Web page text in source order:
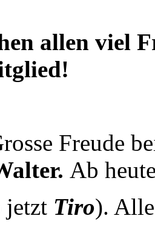
allen viel
Freude
Ab
jetzt Tiro).